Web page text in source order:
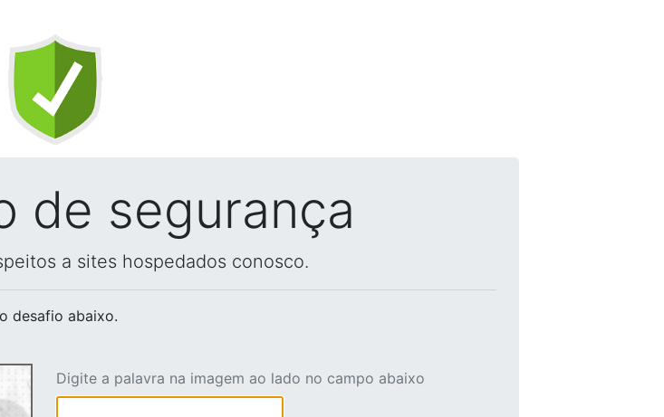
de segurança
a sites hospedados conosco.
desafio abaixo.
Digite a palavra na imagem ao lado no campo abaixo